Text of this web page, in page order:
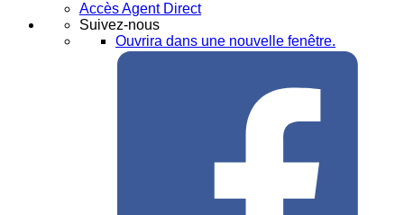
Accès Agent Direct
Suivez-nous
Ouvrira dans une nouvelle fenêtre.